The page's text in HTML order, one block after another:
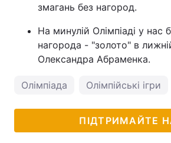
змагань без нагород.
На минулій Олімпіаді у нас
нагорода - "золото" в
Олександра Абраменка.
Олімпіада Олімпійські ігри
ПІДТРИМАЙТЕ